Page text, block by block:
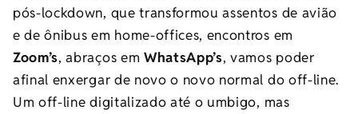
pós-lockdown, que transformou assentos de avião
e de ônibus em home-offices, encontros em
Zoom’s, abraços em WhatsApp’s, vamos poder
afinal enxergar de novo o novo normal do off-line.
Um off-line digitalizado até o umbigo, mas